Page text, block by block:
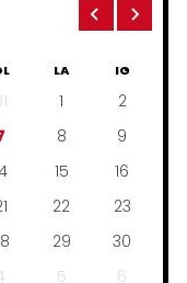
LA IG
1
2
8
9
15
16
22
23
29
30
5 6